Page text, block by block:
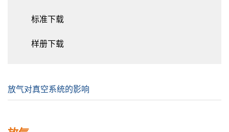
标准下载
样册下载
放气对真空系统的影响